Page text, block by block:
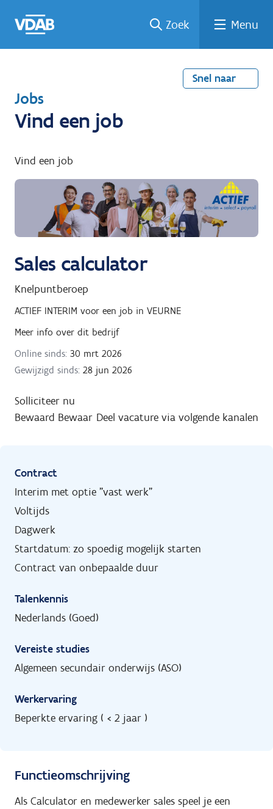
naar
een
een
job
naar
Zoek Menu
Snel naar
T
e
u
g
a
r
Jobs
Vind een job
Vind een job
Sales calculator
Knelpuntberoep
ACTIEF INTERIM voor een job in VEURNE
Meer info over dit bedrijf
Online sinds: 30 mrt 2026
Gewijzigd sinds: 28 jun 2026
Solliciteer nu
Bewaard Bewaar Deel vacature via volgende kanalen
Contract
Interim met optie "vast werk"
Voltijds
Dagwerk
Startdatum: zo spoedig mogelijk starten
Contract van onbepaalde duur
Talenkennis
Nederlands (Goed)
Vereiste studies
Algemeen secundair onderwijs (ASO)
Werkervaring
Beperkte ervaring ( < 2 jaar )
Functieomschrijving
Als Calculator en medewerker sales speel je een